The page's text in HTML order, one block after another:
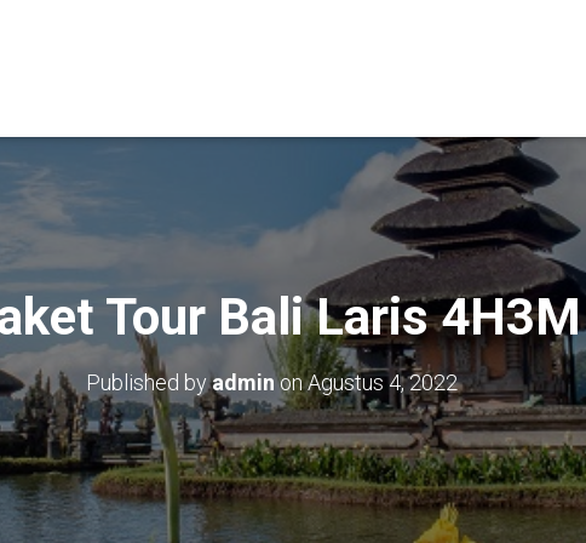
Tour Bali Laris 4H3M
Published byadminonAgustus 4, 2022